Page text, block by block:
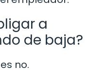
a
de baja?
no.